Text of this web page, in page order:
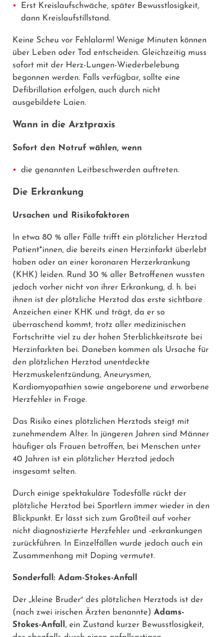
Erst Kreislaufschwäche, später Bewusstlosigkeit,
dann Kreislaufstillstand.
Keine Scheu vor Fehlalarm! Wenige Minuten können
über Leben oder Tod entscheiden. Gleichzeitig muss
sofort mit der Herz-Lungen-Wiederbelebung
begonnen werden. Falls verfügbar, sollte eine
Defibrillation erfolgen, auch durch nicht
ausgebildete Laien.
Wann in die Arztpraxis
Sofort den Notruf wählen, wenn
die genannten Leitbeschwerden auftreten.
Die Erkrankung
Ursachen und Risikofaktoren
In etwa 80 % aller Fälle trifft ein plötzlicher Herztod
Patient*innen, die bereits einen Herzinfarkt überlebt
haben oder an einer koronaren Herzerkrankung
(KHK) leiden. Rund 30 % aller Betroffenen wussten
jedoch vorher nicht von ihrer Erkrankung, d. h. bei
ihnen ist der plötzliche Herztod das erste sichtbare
Anzeichen einer KHK und trägt, da er so
überraschend kommt, trotz aller medizinischen
Fortschritte viel zu der hohen Sterblichkeitsrate bei
Herzinfarkten bei. Daneben kommen als Ursache für
den plötzlichen Herztod unentdeckte
Herzmuskelentzündung, Aneurysmen,
Kardiomyopathien sowie angeborene und erworbene
Herzfehler in Frage.
Das Risiko eines plötzlichen Herztods steigt mit
zunehmendem Alter. In jüngeren Jahren sind Männer
häufiger als Frauen betroffen, bei Menschen unter
40 Jahren ist ein plötzlicher Herztod jedoch
insgesamt selten.
Durch einige spektakuläre Todesfälle rückt der
plötzliche Herztod bei Sportlern immer wieder in den
Blickpunkt. Er lässt sich zum Großteil auf vorher
nicht diagnostizierte Herzfehler und -erkrankungen
zurückführen. In Einzelfällen wurde jedoch auch ein
Zusammenhang mit Doping vermutet.
Sonderfall: Adam-Stokes-Anfall
Der „kleine Bruder“ des plötzlichen Herztods ist der
(nach zwei irischen Ärzten benannte) Adams-
Stokes-Anfall , ein Zustand kurzer Bewusstlosigkeit,